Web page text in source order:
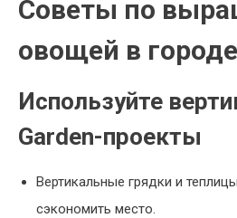
Советы по
овощей в городе
Используйте
Garden-проекты
Вертикальные грядки и
сэкономить место.